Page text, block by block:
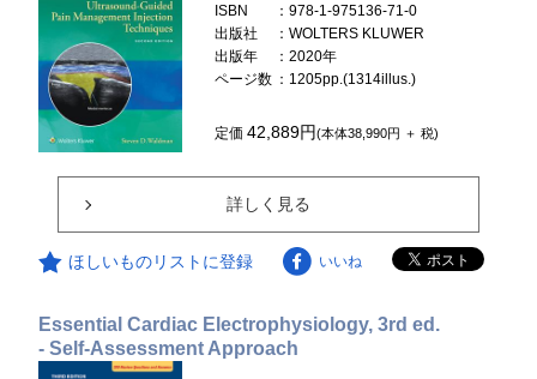
ISBN
：978-1-975136-71-0
出版社
：WOLTERS KLUWER
出版年
：2020年
ページ数 ：1205pp.(1314illus.)
定価42,889円(本体38,990円 ＋ 税)
詳しく見る
ほしいものリストに登録 いいね
Essential Cardiac Electrophysiology, 3rd ed.
- Self-Assessment Approach